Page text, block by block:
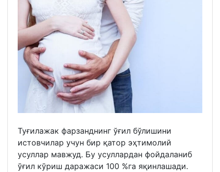
Туғилажак фарзанднинг ўғил бўлишини
истовчилар учун бир қатор эҳтимолий
усуллар мавжуд. Бу усуллардан фойдаланиб
ўғил кўриш даражаси 100 %га яқинлашади.